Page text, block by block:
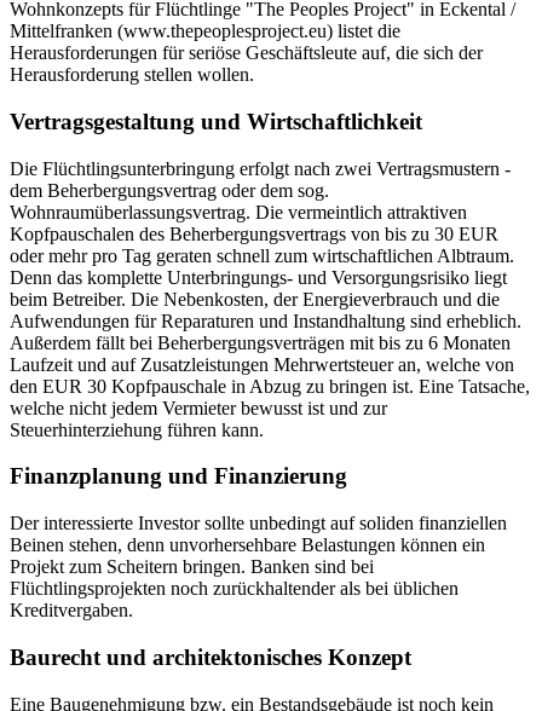
Wohnkonzepts für Flüchtlinge "The Peoples Project" in Eckental /
Mittelfranken (www.thepeoplesproject.eu) listet die
Herausforderungen für seriöse Geschäftsleute auf, die sich der
Herausforderung stellen wollen.
Vertragsgestaltung und Wirtschaftlichkeit
Die Flüchtlingsunterbringung erfolgt nach zwei Vertragsmustern -
dem Beherbergungsvertrag oder dem sog.
Wohnraumüberlassungsvertrag. Die vermeintlich attraktiven
Kopfpauschalen des Beherbergungsvertrags von bis zu 30 EUR
oder mehr pro Tag geraten schnell zum wirtschaftlichen Albtraum.
Denn das komplette Unterbringungs- und Versorgungsrisiko liegt
beim Betreiber. Die Nebenkosten, der Energieverbrauch und die
Aufwendungen für Reparaturen und Instandhaltung sind erheblich.
Außerdem fällt bei Beherbergungsverträgen mit bis zu 6 Monaten
Laufzeit und auf Zusatzleistungen Mehrwertsteuer an, welche von
den EUR 30 Kopfpauschale in Abzug zu bringen ist. Eine Tatsache,
welche nicht jedem Vermieter bewusst ist und zur
Steuerhinterziehung führen kann.
Finanzplanung und Finanzierung
Der interessierte Investor sollte unbedingt auf soliden finanziellen
Beinen stehen, denn unvorhersehbare Belastungen können ein
Projekt zum Scheitern bringen. Banken sind bei
Flüchtlingsprojekten noch zurückhaltender als bei üblichen
Kreditvergaben.
Baurecht und architektonisches Konzept
Eine Baugenehmigung bzw. ein Bestandsgebäude ist noch kein